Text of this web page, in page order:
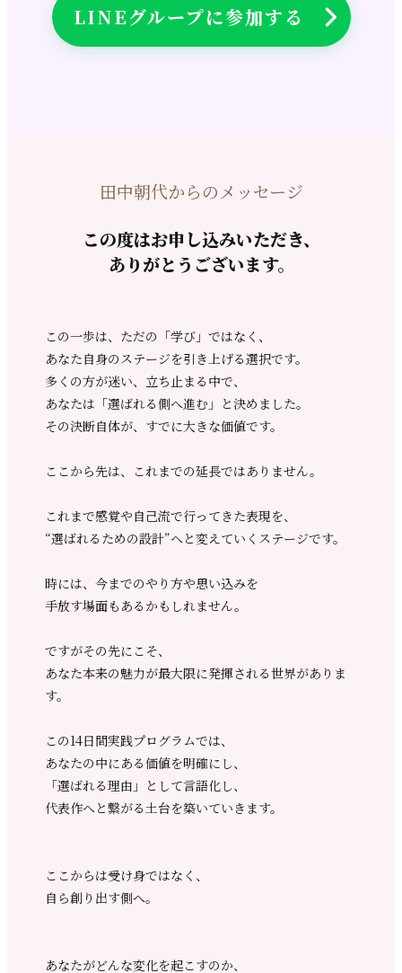
LINEグループに参加する
田中朝代からのメッセージ
この度はお申し込みいただき、
ありがとうございます。
この一歩は、ただの「学び」ではなく、
あなた自身のステージを引き上げる選択です。
多くの方が迷い、立ち止まる中で、
あなたは「選ばれる側へ進む」と決めました。
その決断自体が、すでに大きな価値です。
ここから先は、これまでの延長ではありません。
これまで感覚や自己流で行ってきた表現を、
“選ばれるための設計”へと変えていくステージです。
時には、今までのやり方や思い込みを
手放す場面もあるかもしれません。
ですがその先にこそ、
あなた本来の魅力が最大限に発揮される世界がありま
す。
この14日間実践プログラムでは、
あなたの中にある価値を明確にし、
「選ばれる理由」として言語化し、
代表作へと繋がる土台を築いていきます。
ここからは受け身ではなく、
自ら創り出す側へ。
あなたがどんな変化を起こすのか、